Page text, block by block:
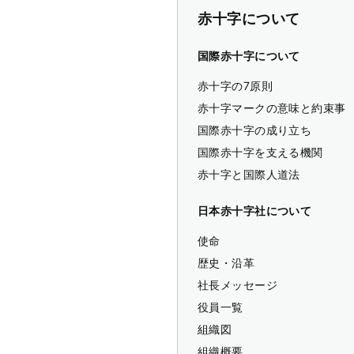
赤十字について
国際赤十字について
赤十字の7原則
赤十字マークの意味と約束事
国際赤十字の成り立ち
国際赤十字を支える機関
赤十字と国際人道法
日本赤十字社について
使命
歴史・沿革
社長メッセージ
役員一覧
組織図
組織概要